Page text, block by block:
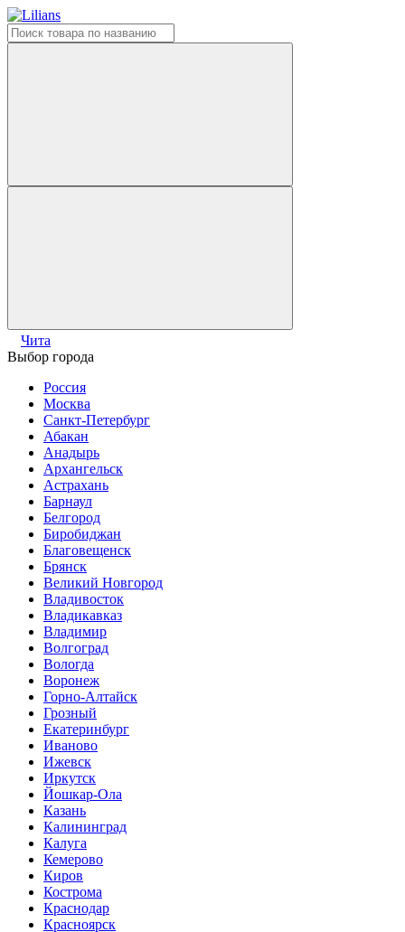
Чита
Выбор города
Россия
Москва
Санкт-Петербург
Абакан
Анадырь
Архангельск
Астрахань
Барнаул
Белгород
Биробиджан
Благовещенск
Брянск
Великий Новгород
Владивосток
Владикавказ
Владимир
Волгоград
Вологда
Воронеж
Горно-Алтайск
Грозный
Екатеринбург
Иваново
Ижевск
Иркутск
Йошкар-Ола
Казань
Калининград
Калуга
Кемерово
Киров
Кострома
Краснодар
Красноярск